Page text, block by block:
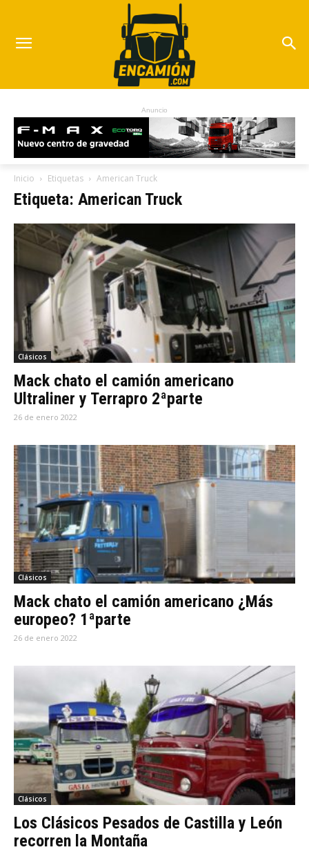
Anuncio
Inicio Etiquetas American Truck
Etiqueta: American Truck
Clásicos
Mack chato el camión americano
Ultraliner y Terrapro 2ªparte
26 de enero 2022
Clásicos
Mack chato el camión americano ¿Más
europeo? 1ªparte
26 de enero 2022
Clásicos
Los Clásicos Pesados de Castilla y León
recorren la Montaña